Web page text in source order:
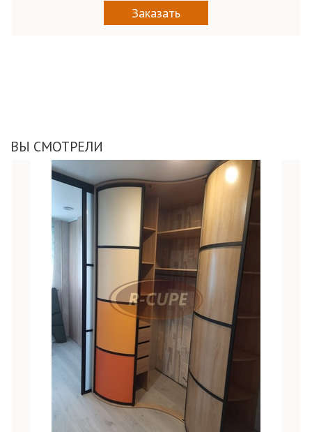
Заказать
ВЫ СМОТРЕЛИ